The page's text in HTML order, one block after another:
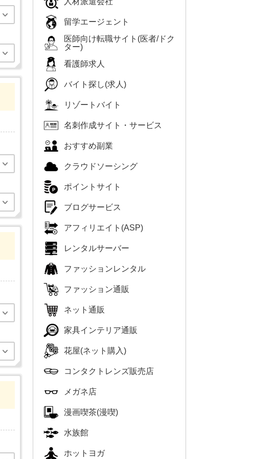
留学エージェント
医師向け転職サイト(医者/ドク
ター)
看護師求人
バイト探し(求人)
リゾートバイト
名刺作成サイト・サービス
おすすめ副業
クラウドソーシング
ポイントサイト
ブログサービス
アフィリエイト(ASP)
レンタルサーバー
ファッションレンタル
ファッション通販
ネット通販
家具インテリア通販
花屋(ネット購入)
コンタクトレンズ販売店
メガネ店
漫画喫茶(漫喫)
水族館
ホットヨガ